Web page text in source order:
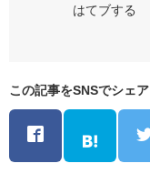
この記事をSNSでシェア